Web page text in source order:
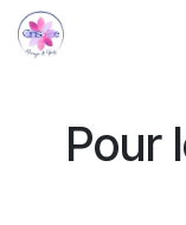
Se rendre au contenu
Pour